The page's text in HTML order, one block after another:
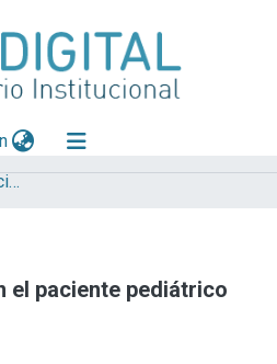
(current)
Volumen 25, número 2, diciembre 2022
el paciente pediátrico